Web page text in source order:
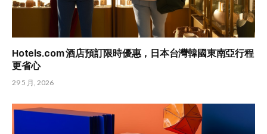
Hotels.com 酒店預訂限時優惠，日本台灣韓國東南亞行程
更省心
29 5 月, 2026